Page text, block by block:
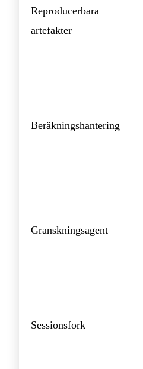
Reproducerbara
artefakter
Beräkningshantering
Granskningsagent
Sessionsfork